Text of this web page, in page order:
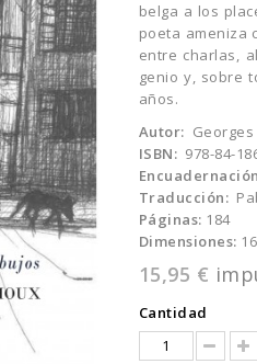
belga a los
poeta ameniza
entre charlas,
genio y, sobre
años.
Autor:
ISBN: 978-84-
Traducción:
Páginas: 184
Dimensiones:
15,95 €
Cantidad